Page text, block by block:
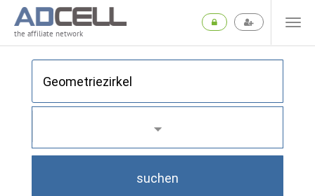
the affiliate network
suchen